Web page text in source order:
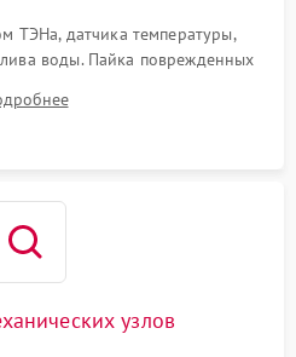
ТЭНа, датчика температуры,
воды. Пайка поврежденных
проводки и контактов.
узлов